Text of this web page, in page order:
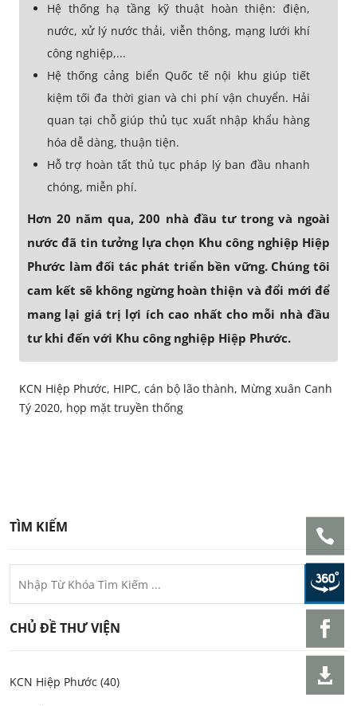
TÌM KIẾM
CHỦ ĐỀ THƯ VIỆN
KCN Hiệp Phước (40)
Hệ thống hạ tầng kỹ thuật hoàn thiện: điện,
nước, xử lý nước thải, viễn thông, mạng lưới khí
công nghiệp,...
Hệ thống cảng biển Quốc tế nội khu giúp tiết
kiệm tối đa thời gian và chi phí vận chuyển. Hải
quan tại chỗ giúp thủ tục xuất nhập khẩu hàng
hóa dễ dàng, thuận tiện.
Hỗ trợ hoàn tất thủ tục pháp lý ban đầu nhanh
chóng, miễn phí.
Hơn 20 năm qua, 200 nhà đầu tư trong và ngoài
nước đã tin tưởng lựa chọn Khu công nghiệp Hiệp
Phước làm đối tác phát triển bền vững. Chúng tôi
cam kết sẽ không ngừng hoàn thiện và đổi mới để
mang lại giá trị lợi ích cao nhất cho mỗi nhà đầu
tư khi đến với Khu công nghiệp Hiệp Phước.
KCN Hiệp Phước, HIPC, cán bộ lão thành, Mừng xuân Canh
Tý 2020, họp mặt truyền thống